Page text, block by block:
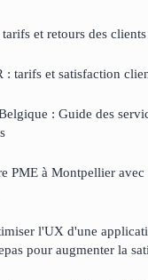
et retours des
: tarifs et satisfaction
: Guide des
PME à Montpellier avec
l'UX d'une
pour augmenter la